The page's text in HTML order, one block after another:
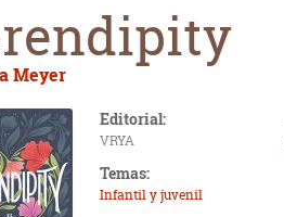
Meyer
Editorial:
VRYA
Temas:
Infantil y juvenil